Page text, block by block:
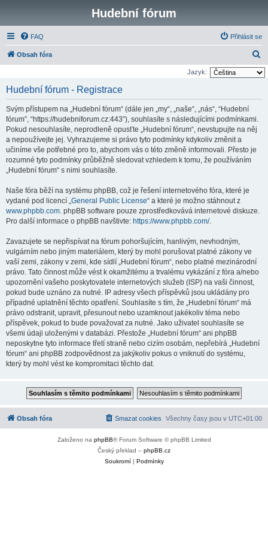
Hudební fórum
FAQ Přihlásit se
Obsah fóra
l
Jazyk:
Hudební fórum - Registrace
Svým přístupem na „Hudební fórum“ (dále jen „my“, „naše“, „nás“, “Hudební
fórum”, “https://hudebniforum.cz:443”), souhlasíte s následujícími podmínkami.
Pokud nesouhlasíte, neprodleně opusťte „Hudební fórum“, nevstupujte na něj
a nepoužívejte jej. Vyhrazujeme si právo tyto podmínky kdykoliv změnit a
učiníme vše potřebné pro to, abychom vás o této změně informovali. Přesto je
rozumné tyto podmínky průběžně sledovat vzhledem k tomu, že používáním
„Hudební fórum“ s nimi souhlasíte.
Naše fóra běží na systému phpBB, což je řešení internetového fóra, které je
vydané pod licencí „General Public License“ a které je možno stáhnout z
www.phpbb.com. phpBB software pouze zprostředkovává internetové diskuze.
Pro další informace o phpBB navštivte: https://www.phpbb.com/.
Zavazujete se nepřispívat na fórum pohoršujícím, hanlivým, nevhodným,
vulgárním nebo jiným materiálem, který by mohl porušovat platné zákony ve
vaší zemi, zákony v zemi, kde sídlí „Hudební fórum“, nebo platné mezinárodní
právo. Tato činnost může vést k okamžitému a trvalému vykázání z fóra a/nebo
upozornění vašeho poskytovatele internetových služeb (ISP) na vaši činnost,
pokud bude uznáno za nutné. IP adresy všech příspěvků jsou ukládány pro
případné uplatnění těchto opatření. Souhlasíte s tím, že „Hudební fórum“ má
právo odstranit, upravit, přesunout nebo uzamknout jakékoliv téma nebo
příspěvek, pokud to bude považovat za nutné. Jako uživatel souhlasíte se
všemi údaji uloženými v databázi. Přestože „Hudební fórum“ ani phpBB
neposkytne tyto informace třetí straně nebo cizím osobám, nepřebírá „Hudební
fórum“ ani phpBB zodpovědnost za jakýkoliv pokus o vniknutí do systému,
který by mohl vést ke kompromitaci těchto dat.
Obsah fóra Všechny časy jsou v UTC+01:00
Smazat cookies
Založeno na phpBB® Forum Software © phpBB Limited
Český překlad – phpBB.cz
Soukromí| Podmínky